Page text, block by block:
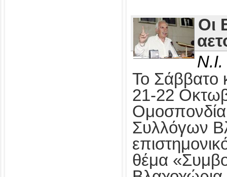
Οι
Το Σάββατο
21-22
Ομοσπονδία
Συλλόγων
θέμα